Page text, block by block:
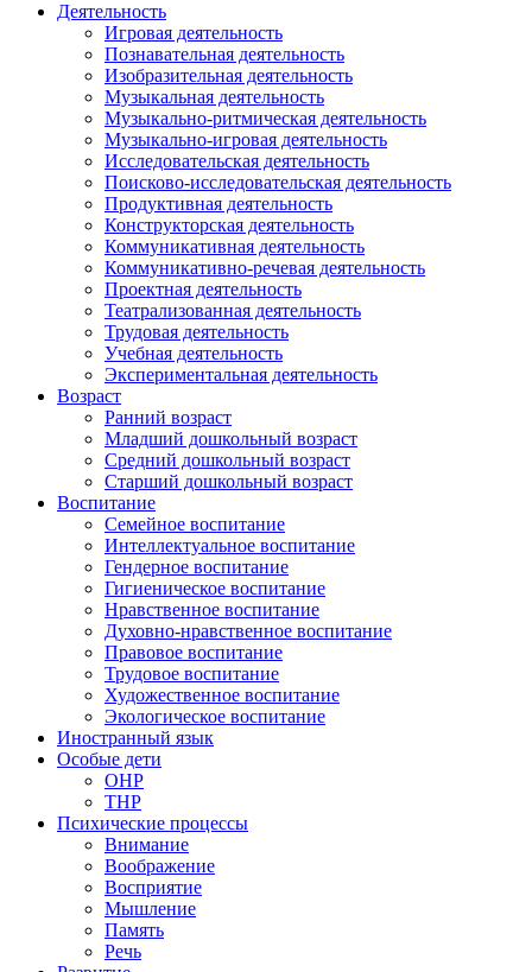
Деятельность
Игровая деятельность
Познавательная деятельность
Изобразительная деятельность
Музыкальная деятельность
Музыкально-ритмическая деятельность
Музыкально-игровая деятельность
Исследовательская деятельность
Поисково-исследовательская деятельность
Продуктивная деятельность
Конструкторская деятельность
Коммуникативная деятельность
Коммуникативно-речевая деятельность
Проектная деятельность
Театрализованная деятельность
Трудовая деятельность
Учебная деятельность
Экспериментальная деятельность
Возраст
Ранний возраст
Младший дошкольный возраст
Средний дошкольный возраст
Старший дошкольный возраст
Воспитание
Семейное воспитание
Интеллектуальное воспитание
Гендерное воспитание
Гигиеническое воспитание
Нравственное воспитание
Духовно-нравственное воспитание
Правовое воспитание
Трудовое воспитание
Художественное воспитание
Экологическое воспитание
Иностранный язык
Особые дети
ОНР
ТНР
Психические процессы
Внимание
Воображение
Восприятие
Мышление
Память
Речь